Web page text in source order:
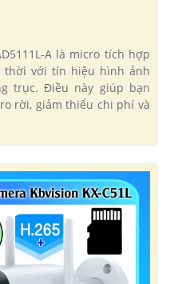
là micro tích hợp
thời với tín hiệu hình ảnh
trục. Điều này giúp bạn
rời, giảm thiểu chi phí và